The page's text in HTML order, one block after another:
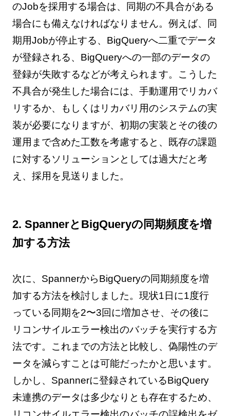
のJobを採用する場合は、同期の不具合がある
場合にも備えなければなりません。例えば、同
期用Jobが停止する、BigQueryへ二重でデータ
が登録される、BigQueryへの一部のデータの
登録が失敗するなどが考えられます。こうした
不具合が発生した場合には、手動運用でリカバ
リするか、もしくはリカバリ用のシステムの実
装が必要になりますが、初期の実装とその後の
運用まで含めた工数を考慮すると、既存の課題
に対するソリューションとしては過大だと考
え、採用を見送りました。
2. SpannerとBigQueryの同期頻度を増
加する方法
次に、SpannerからBigQueryの同期頻度を増
加する方法を検討しました。現状1日に1度行
っている同期を2〜3回に増加させ、その後に
リコンサイルエラー検出のバッチを実行する方
法です。これまでの方法と比較し、偽陽性のデ
ータを減らすことは可能だったかと思います。
しかし、Spannerに登録されているBigQuery
未連携のデータは多少なりとも存在するため、